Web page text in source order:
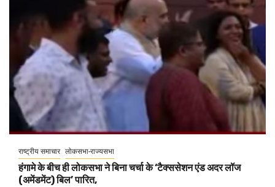
राष्ट्रीय समाचार लोकसभा-राज्यसभा
हंगामे के बीच ही लोकसभा ने बिना चर्चा के ‘टैक्ससेशन एंड अदर लॉज
(अमेंडमेंट) बिल’ पारित,